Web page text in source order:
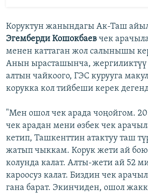
Коруктун жанындагы Ак-Таш
Эгемберди Кошокбаев чек
менен каттаган жол салынышы
Анын ырасташынча, жергиликтүү
алтын чайкоого, ГЭС курууга
корукка кол тийбеши керек
"Мен ошол чек арада чоңойгом.
чек арадан мени өзбек чек
кетип, Ташкенттин атактуу таш
жатып чыккам. Корук жети ай
колунда калат. Алты-жети ай 52
кароосуз калат. Биздин чек
гана барат. Экинчиден, ошол